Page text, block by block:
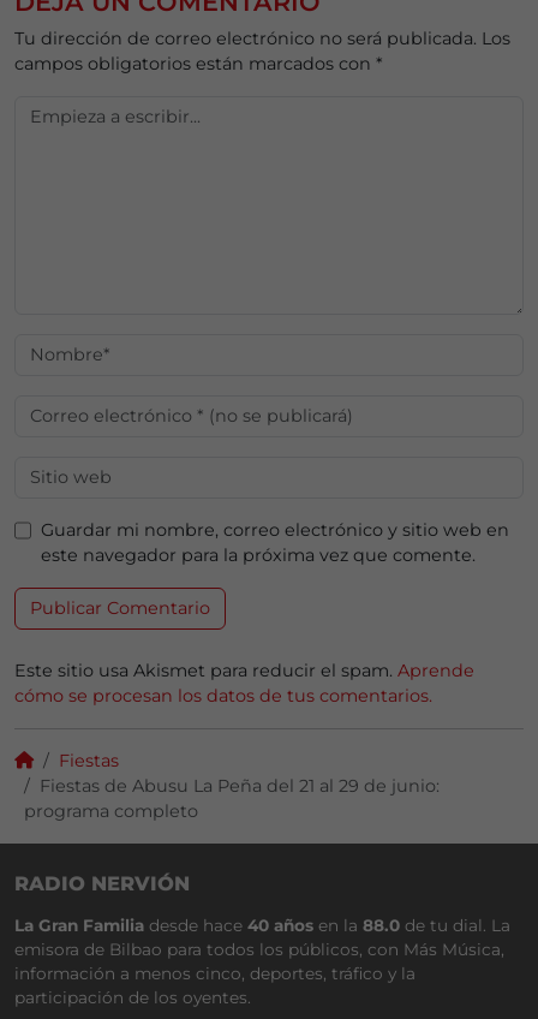
Tu dirección de correo electrónico no será publicada. Los
campos obligatorios están marcados con *
Guardar mi nombre, correo electrónico y sitio web en
este navegador para la próxima vez que comente.
Este sitio usa Akismet para reducir el spam. Aprende
cómo se procesan los datos de tus comentarios.
Fiestas
Fiestas de Abusu La Peña del 21 al 29 de junio:
programa completo
RADIO NERVIÓN
La Gran Familia desde hace 40 años en la 88.0 de tu dial. La
emisora de Bilbao para todos los públicos, con Más Música,
información a menos cinco, deportes, tráfico y la
participación de los oyentes.